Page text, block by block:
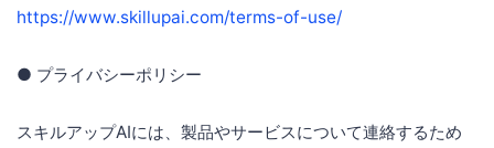
https://www.skillupai.com/terms-of-use/
● プライバシーポリシー
スキルアップAIには、製品やサービスについて連絡するため